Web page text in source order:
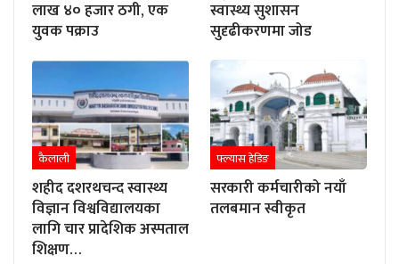
लाख ४० हजार ठगी, एक
युवक पक्राउ
स्वास्थ्य सुशासन
सुदृढीकरणमा जोड
कैलाली
शहीद दशरथचन्द स्वास्थ्य
विज्ञान विश्वविद्यालयका
लागि चार प्रादेशिक अस्पताल
शिक्षण…
फ्ल्यास हेडिङ
सरकारी कर्मचारीको नयाँ
तलबमान स्वीकृत